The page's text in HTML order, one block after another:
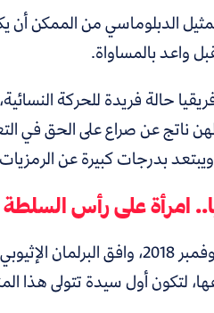
الدبلوماسي من الممكن أن
واعد بالمساواة.
حالة فريدة للحركة
ناتج عن صراع على الحق في
بدرجات كبيرة عن
امرأة على رأس السلطة
الإثيوبي على
لتكون أول سيدة تتولى هذا